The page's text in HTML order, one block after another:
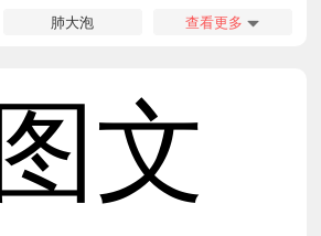
肺大泡 查看更多
图文